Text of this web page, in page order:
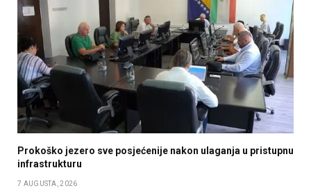
Prokoško jezero sve posjećenije nakon ulaganja u pristupnu
infrastrukturu
7 AUGUSTA, 2026